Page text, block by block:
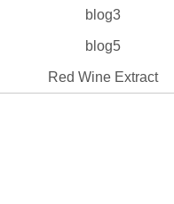
blog3
blog5
Red Wine Extract